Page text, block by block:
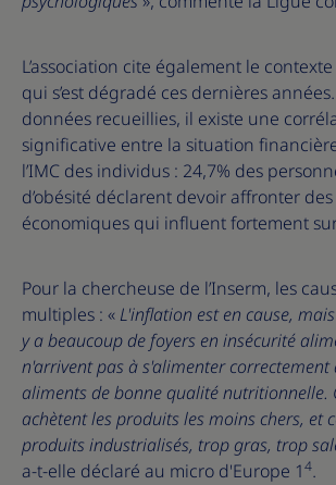
L’association cite également le
qui s’est dégradé ces dernières
données recueillies, il existe une
significative entre la situation
l’IMC des individus : 24,7% des
d’obésité déclarent devoir affronter
économiques qui influent fortement
Pour la chercheuse de l’Inserm, les
multiples : « L'inflation est en cause,
y a beaucoup de foyers en insécurité
n'arrivent pas à s'alimenter correctement
aliments de bonne qualité nutritionnelle.
achètent les produits les moins chers, et
produits industrialisés, trop gras, trop
a-t-elle déclaré au micro d'Europe 14.